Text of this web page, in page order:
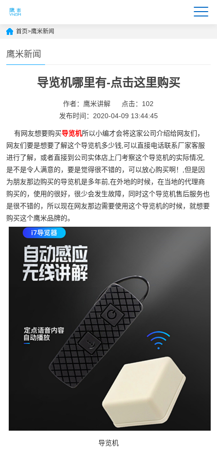
首页>鹰米新闻
鹰米新闻
导览机哪里有-点击这里购买
作者：鹰米讲解
点击：102
发布时间：2020-04-09 13:44:45
有网友想要购买导览机所以小编才会将这家公司介绍给网友们，
网友们要是想要了解这个导览机多少钱,可以直接电话联系厂家客服
进行了解，或者直接到公司实体店上门考察这个导览机的实际情况,
是不是令人满意的，要是觉得很不错的，可以放心购买啊！,但是因
为朋友那边购买的导览机是多年前,在外地的时候，在当地的代理商
购买的，使用的很好，很少会发生故障，同时这个导览机售后服务也
是很不错的，所以现在网友那边需要使用这个导览机的时候，就想要
购买这个鹰米品牌的。
导览机